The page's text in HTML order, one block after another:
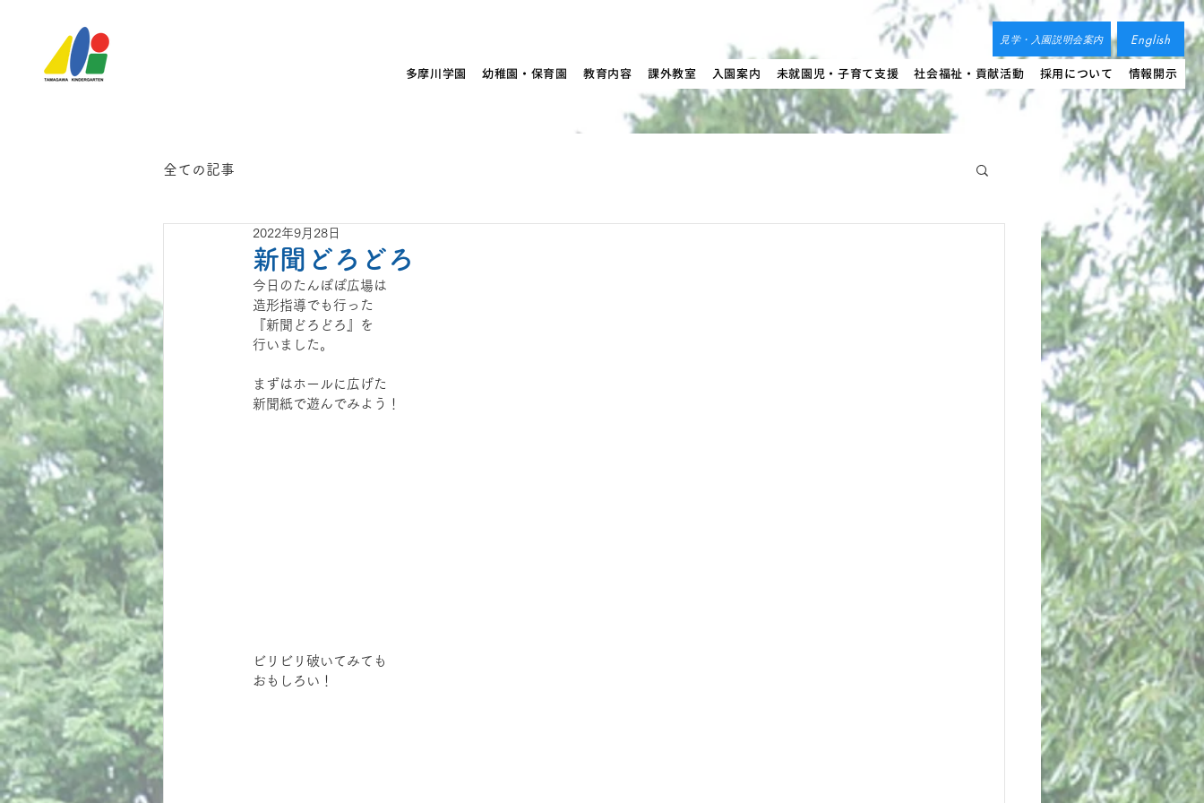
見学・入園説明会案内 English
多摩川学園 幼稚園・保育園 教育内容 課外教室 入園案内 未就園児・子育て支援 社会福祉・貢献活動 採用について 情報開示
全ての記事
新聞どろどろ
2022年9月28日
今日のたんぽぽ広場は
造形指導でも行った
『新聞どろどろ』を
行いました。
まずはホールに広げた
新聞紙で遊んでみよう！
ビリビリ破いてみても
おもしろい！